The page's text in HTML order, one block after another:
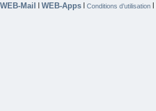
WEB-Mail | WEB-Apps | Conditions d’utilisation |